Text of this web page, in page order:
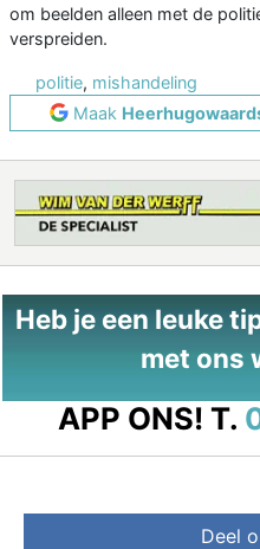
om beelden alleen met de
verspreiden.
politie, mishandeling
Maak
Heb je een leuke
met ons
APP ONS! T.
Deel